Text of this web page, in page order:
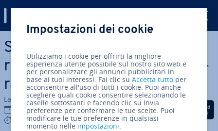
Vai al contenuto prin­ci­pa­le
Server SFTP su Windows:
requisiti di sistema e con­fi­gu­
ra­zio­ne
La redazione di IONOS
12 ott 2023
4 mins
Condividi via Facebook
Condividi via Twitter
Condividi via
Impostazioni dei cookie
Utilizziamo i cookie per offrirti la migliore
esperienza utente possibile sul nostro sito web e
per personalizzare gli annunci pubblicitari in
base ai tuoi interessi. Fai clic suAccetta tutto per
acconsentire all'uso di tutti i cookie. Puoi anche
scegliere quali cookie consentire selezionando le
caselle sottostanti e facendo clic su Invia
preferenze per confermare le tue scelte. Puoi
modificare le tue preferenze in qualsiasi
momento nelle impostazioni.